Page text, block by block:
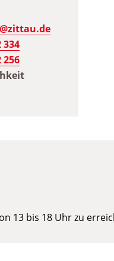
334
256
13 bis 18 Uhr zu